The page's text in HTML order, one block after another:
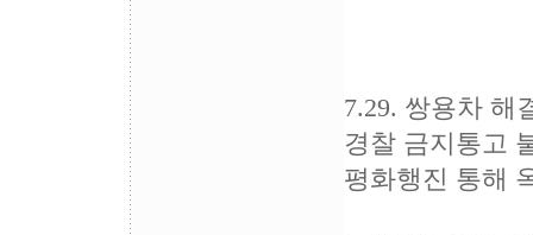
7.29. 쌍용차 해
경찰 금지통고
평화행진 통해